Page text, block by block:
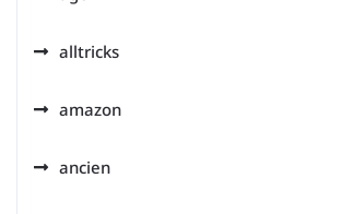
alltricks
amazon
ancien